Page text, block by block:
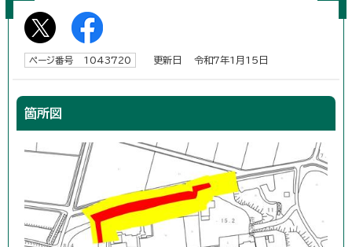
ページ番号 1043720 更新日 令和7年1月15日
箇所図